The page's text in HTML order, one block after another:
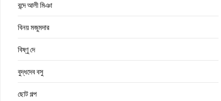
বন্দে আলী মিঞা
বিনয় মজুমদার
বিষ্ণু দে
বুদ্ধদেব বসু
ছোট গল্প